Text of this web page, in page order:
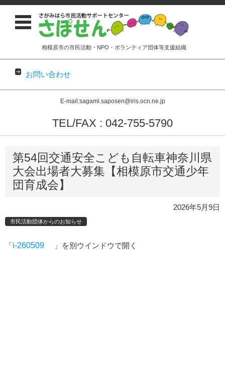
相模原市の市民活動・NPO・ボランティア団体等支援組織
お問い合わせ
E-mail:sagami.saposen@iris.ocn.ne.jp
TEL/FAX : 042-755-5790
コンテンツに移動
第54回交通安全こども自転車神奈川県
大会出場者大募集【相模原市交通少年
団育成会】
2026年5月9日
市民活動団体からのお知らせ
「i-260509 」を別ウインドウで開く